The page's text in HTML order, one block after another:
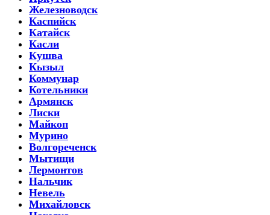
Железноводск
Каспийск
Катайск
Касли
Кушва
Кызыл
Коммунар
Котельники
Армянск
Лиски
Майкоп
Мурино
Волгореченск
Мытищи
Лермонтов
Нальчик
Невель
Михайловск